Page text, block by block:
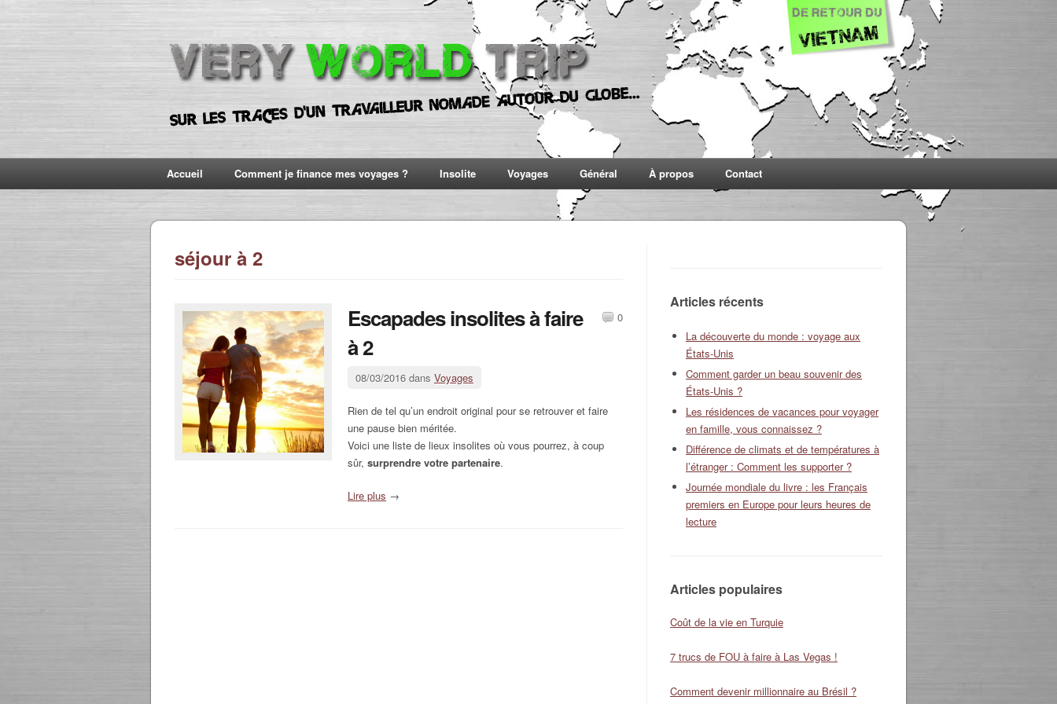
Accueil Comment je finance mes voyages ? Insolite Voyages Général À propos Contact
séjour à 2
Escapades insolites à faire
à 2
08/03/2016 dans Voyages
Rien de tel qu’un endroit original pour se retrouver et faire
une pause bien méritée.
Voici une liste de lieux insolites où vous pourrez, à coup
sûr, surprendre votre partenaire.
Lire plus →
0
Articles récents
La découverte du monde : voyage aux
États-Unis
Comment garder un beau souvenir des
États-Unis ?
Les résidences de vacances pour voyager
en famille, vous connaissez ?
Différence de climats et de températures à
l’étranger : Comment les supporter ?
Journée mondiale du livre : les Français
premiers en Europe pour leurs heures de
lecture
Articles populaires
Coût de la vie en Turquie
7 trucs de FOU à faire à Las Vegas !
Comment devenir millionnaire au Brésil ?